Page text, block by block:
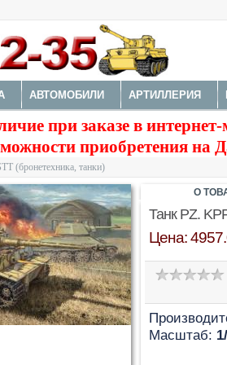
АВТОМОБИЛИ АРТИЛЛЕРИЯ
РАЗНАЯ ФИГУРЫ МОДЕЛИ
И ИНСТРУМЕНТЫ
при заказе в
приобретения на
(бронетехника, танки)
Танк PZ.
Цена:
Масштаб:
О